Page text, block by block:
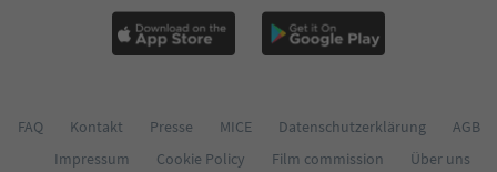
FAQ Kontakt Presse MICE Datenschutzerklärung
AGB
Impressum
Cookie Policy Film commission
Über uns